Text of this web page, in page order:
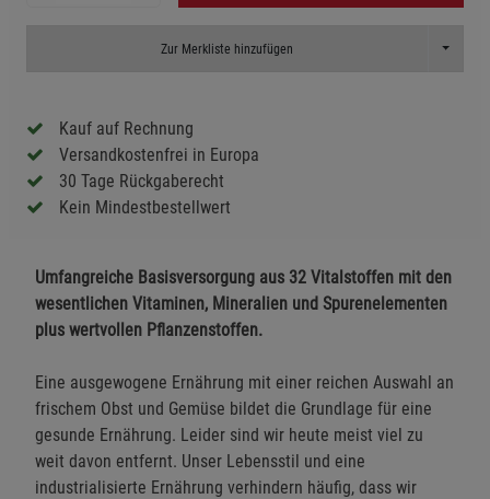
Zur Merkliste hinzufügen Toggle
Kauf auf Rechnung
Versandkostenfrei in Europa
30 Tage Rückgaberecht
Kein Mindestbestellwert
Umfangreiche Basisversorgung aus 32 Vitalstoffen mit den
wesentlichen Vitaminen, Mineralien und Spurenelementen
plus wertvollen Pflanzenstoffen.
Eine ausgewogene Ernährung mit einer reichen Auswahl an
frischem Obst und Gemüse bildet die Grundlage für eine
gesunde Ernährung. Leider sind wir heute meist viel zu
weit davon entfernt. Unser Lebensstil und eine
industrialisierte Ernährung verhindern häufig, dass wir